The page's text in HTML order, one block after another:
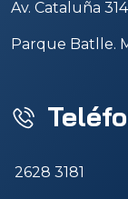
Av. Cataluña
Parque Batlle.
2628 3181